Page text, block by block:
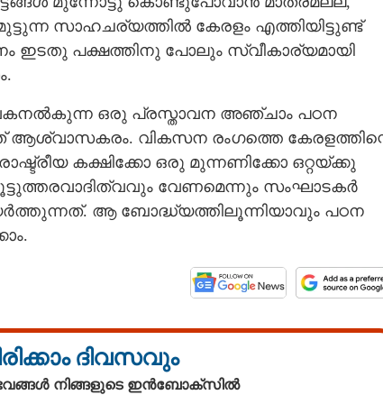
സാഹചര്യത്തിൽ കേരളം എത്തിയിട്ടുണ്ട്
ഇടതു പക്ഷത്തിനു പോലും സ്വീകാര്യമായി
ഒരു പ്രസ്താവന അഞ്ചാം പഠന
വികസന രംഗത്തെ
കക്ഷിക്കോ ഒരു മുന്നണിക്കോ ഒറ്റയ്ക്കു
വേണമെന്നും സംഘാടകർ
ആ ബോദ്ധ്യത്തിലൂന്നിയാവും പഠന
ദിവസവും
നിങ്ങളുടെ ഇൻബോക്സിൽ